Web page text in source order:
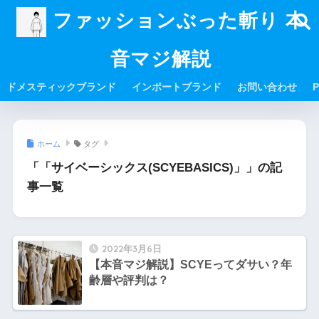
ファッションぶった斬り 本
音マジ解説
ドメスティックブランド インポートブランド お問い合わせ
ホーム タグ
「「サイベーシックス(SCYEBASICS)」」の記
事一覧
2022年3月6日
【本音マジ解説】SCYEってダサい？年
齢層や評判は？